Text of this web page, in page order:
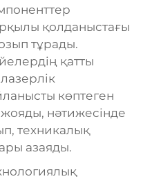
қолданыстағы
тұрады.
қатты
көптеген
жояды, нәтижесінде
техникалық
азаяды.